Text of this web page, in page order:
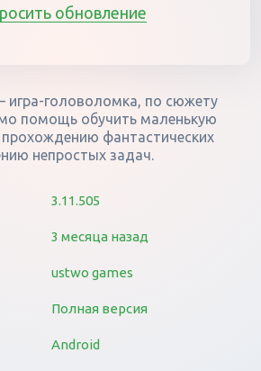
обновление
игра-головоломка, по сюжету
помощь обучить маленькую
фантастических
непростых задач.
3.11.505
3 месяца назад
ustwo games
Полная версия
Android